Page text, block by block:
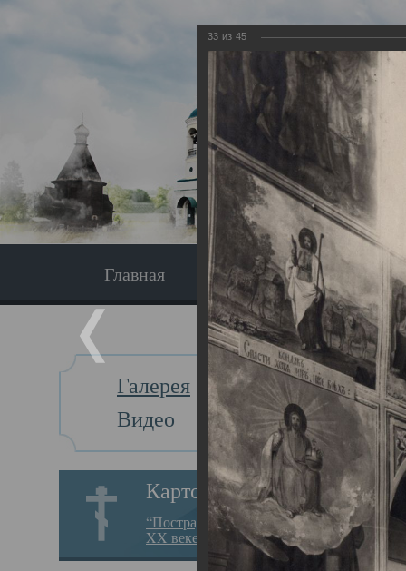
Главная Экскурсия
Галерея
Видео
Картотека
“Пострадавшие за веру в
XX веке на Севере”
Главная
33 из 45